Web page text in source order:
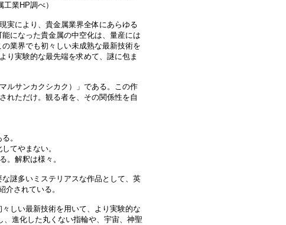
業HP調べ）
実により、貴金属業界全体にあらゆる
になった貴金属の中空化は、量産には
業界でも初々しい未成熟な最新技術を
り実験的な最先端を求めて、謎に包ま
サンカクシカク）」である。この作
ただけ。観る者を、その関係性を自
。
てやまない。
。解釈は様々。
謎多いミステリアスな作品として、英
されている。
しい最新技術を用いて、より実験的な
進化した丸くない指輪や、宇宙、神聖